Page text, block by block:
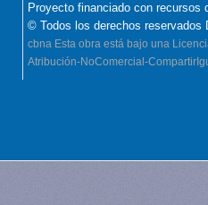
Proyecto financiado con recursos
© Todos los derechos reservados
cbna Esta obra está bajo una
Atribución-NoComercial-